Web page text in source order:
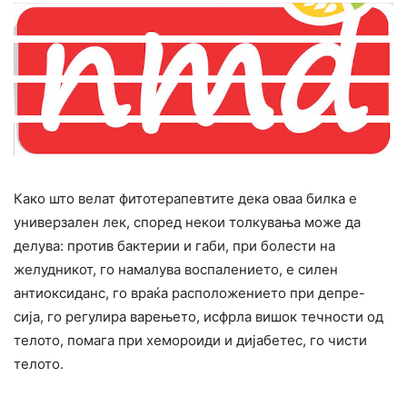
Како што велат фитотерапевтите дека оваа билка е
универзален лек, според некои толкувања може да
делува: против бактерии и габи, при болести на
желудникот, го намалува воспалението, е силен
антиоксиданс, го враќа расположението при депре-
сија, го регулира варењето, исфрла вишок течности од
телото, помага при хемороиди и дијабетес, го чисти
телото.